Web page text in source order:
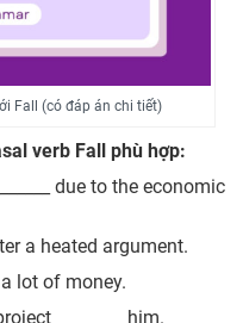
Fall (có đáp án chi tiết)
verb Fall phù hợp:
due to the economic
a heated argument.
a lot of money.
________ him.